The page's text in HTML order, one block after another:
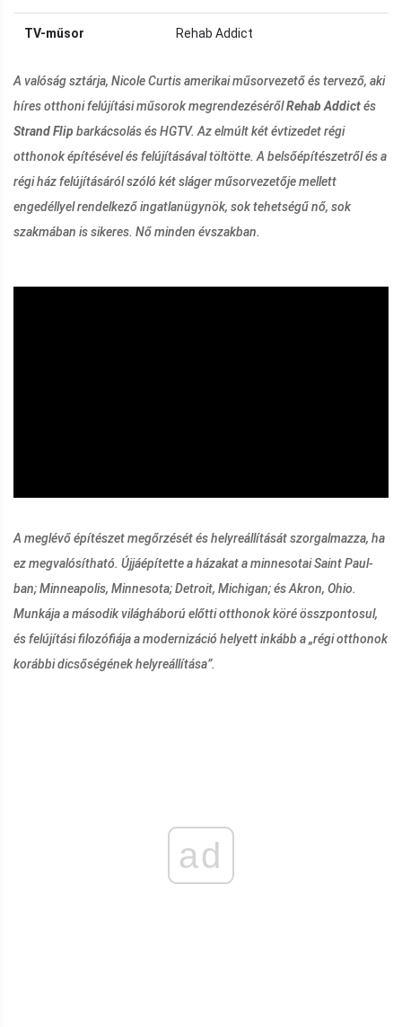
TV-műsor Rehab Addict
A valóság sztárja, Nicole Curtis amerikai műsorvezető és tervező, aki
híres otthoni felújítási műsorok megrendezésérőlRehab Addictés
Strand Flip barkácsolás és HGTV. Az elmúlt két évtizedet régi
otthonok építésével és felújításával töltötte. A belsőépítészetről és a
régi ház felújításáról szóló két sláger műsorvezetője mellett
engedéllyel rendelkező ingatlanügynök, sok tehetségű nő, sok
szakmában is sikeres. Nő minden évszakban.
A meglévő építészet megőrzését és helyreállítását szorgalmazza, ha
ez megvalósítható. Újjáépítette a házakat a minnesotai Saint Paul-
ban; Minneapolis, Minnesota; Detroit, Michigan; és Akron, Ohio.
Munkája a második világháború előtti otthonok köré összpontosul,
és felújítási filozófiája a modernizáció helyett inkább a „régi otthonok
korábbi dicsőségének helyreállítása”.
ad